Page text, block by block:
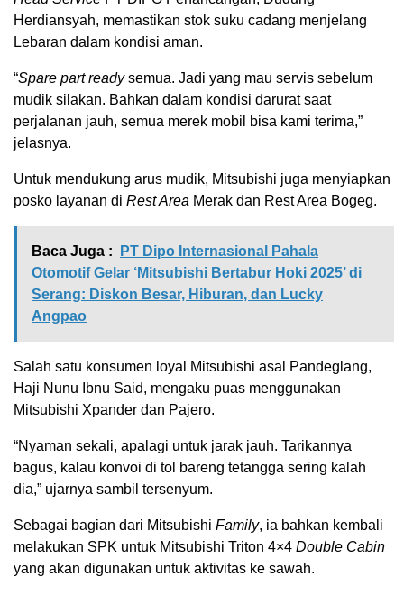
Herdiansyah, memastikan stok suku cadang menjelang
Lebaran dalam kondisi aman.
“Spare part readysemua. Jadi yang mau servis sebelum
mudik silakan. Bahkan dalam kondisi darurat saat
perjalanan jauh, semua merek mobil bisa kami terima,”
jelasnya.
Untuk mendukung arus mudik, Mitsubishi juga menyiapkan
posko layanan di Rest Area Merak dan Rest Area Bogeg.
Baca Juga :
PT Dipo Internasional Pahala
Otomotif Gelar ‘Mitsubishi Bertabur Hoki 2025’ di
Serang: Diskon Besar, Hiburan, dan Lucky
Angpao
Salah satu konsumen loyal Mitsubishi asal Pandeglang,
Haji Nunu Ibnu Said, mengaku puas menggunakan
Mitsubishi Xpander dan Pajero.
“Nyaman sekali, apalagi untuk jarak jauh. Tarikannya
bagus, kalau konvoi di tol bareng tetangga sering kalah
dia,” ujarnya sambil tersenyum.
Sebagai bagian dari Mitsubishi Family, ia bahkan kembali
melakukan SPK untuk Mitsubishi Triton 4×4 Double Cabin
yang akan digunakan untuk aktivitas ke sawah.